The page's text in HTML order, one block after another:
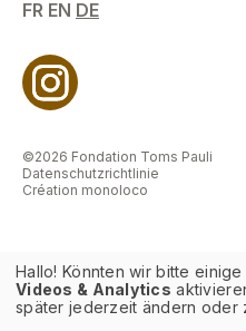
FR EN DE
©2026 Fondation Toms Pauli
Datenschutzrichtlinie
Création monoloco
Hallo! Könnten wir bitte
Videos & Analytics
später jederzeit ändern oder